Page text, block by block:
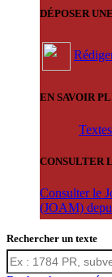
DÉPOSER
EN SAVOIR
CONSULTER
Consulter le
(JOAM)
Rechercher un texte